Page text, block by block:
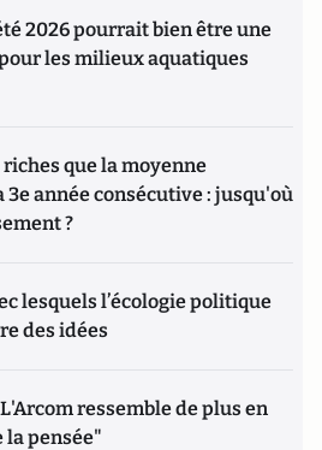
2026 pourrait bien être une
les milieux aquatiques
que la moyenne
année consécutive : jusqu'où
?
lesquels l’écologie politique
des idées
ressemble de plus en
la pensée"